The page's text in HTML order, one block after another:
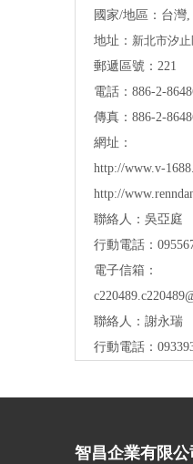
國家/地區：台灣
地址： 新北市汐
郵遞區號：221
電話：886-2-
傳真：886-2-
網址：
http://www.v-
http://
聯絡人：吳亞庭
行動電話：
電子信箱：
聯絡人：謝永瑞
行動電話：
智昌企業有限公